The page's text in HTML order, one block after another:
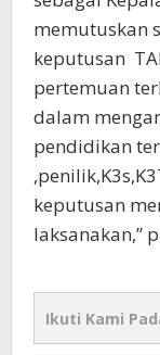
memutuskan
keputusan
pertemuan
dalam
pendidikan
keputusan
laksanakan,”
Ikuti Kami